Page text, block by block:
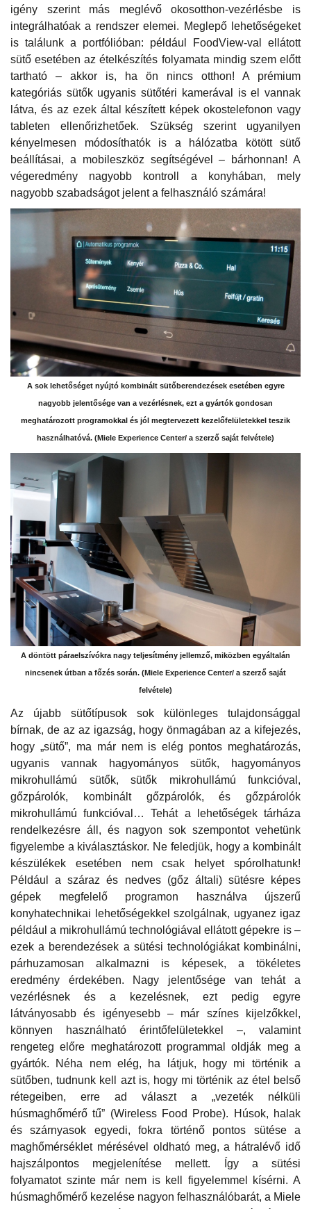
igény szerint más meglévő okosotthon-vezérlésbe is
integrálhatóak a rendszer elemei. Meglepő lehetőségeket
is találunk a portfólióban: például FoodView-val ellátott
sütő esetében az ételkészítés folyamata mindig szem előtt
tartható – akkor is, ha ön nincs otthon! A prémium
kategóriás sütők ugyanis sütőtéri kamerával is el vannak
látva, és az ezek által készített képek okostelefonon vagy
tableten ellenőrizhetőek. Szükség szerint ugyanilyen
kényelmesen módosíthatók is a hálózatba kötött sütő
beállításai, a mobileszköz segítségével – bárhonnan! A
végeredmény nagyobb kontroll a konyhában, mely
nagyobb szabadságot jelent a felhasználó számára!
A sok lehetőséget nyújtó kombinált sütőberendezések esetében egyre
nagyobb jelentősége van a vezérlésnek, ezt a gyártók gondosan
meghatározott programokkal és jól megtervezett kezelőfelületekkel teszik
használhatóvá. (Miele Experience Center/ a szerző saját felvétele)
A döntött páraelszívókra nagy teljesítmény jellemző, miközben egyáltalán
nincsenek útban a főzés során. (Miele Experience Center/ a szerző saját
felvétele)
Az újabb sütőtípusok sok különleges tulajdonsággal
bírnak, de az az igazság, hogy önmagában az a kifejezés,
hogy „sütő”, ma már nem is elég pontos meghatározás,
ugyanis vannak hagyományos sütők, hagyományos
mikrohullámú sütők, sütők mikrohullámú funkcióval,
gőzpárolók, kombinált gőzpárolók, és gőzpárolók
mikrohullámú funkcióval… Tehát a lehetőségek tárháza
rendelkezésre áll, és nagyon sok szempontot vehetünk
figyelembe a kiválasztáskor. Ne feledjük, hogy a kombinált
készülékek esetében nem csak helyet spórolhatunk!
Például a száraz és nedves (gőz általi) sütésre képes
gépek megfelelő programon használva újszerű
konyhatechnikai lehetőségekkel szolgálnak, ugyanez igaz
például a mikrohullámú technológiával ellátott gépekre is –
ezek a berendezések a sütési technológiákat kombinálni,
párhuzamosan alkalmazni is képesek, a tökéletes
eredmény érdekében. Nagy jelentősége van tehát a
vezérlésnek és a kezelésnek, ezt pedig egyre
látványosabb és igényesebb – már színes kijelzőkkel,
könnyen használható érintőfelületekkel –, valamint
rengeteg előre meghatározott programmal oldják meg a
gyártók. Néha nem elég, ha látjuk, hogy mi történik a
sütőben, tudnunk kell azt is, hogy mi történik az étel belső
rétegeiben, erre ad választ a „vezeték nélküli
húsmaghőmérő tű” (Wireless Food Probe). Húsok, halak
és szárnyasok egyedi, fokra történő pontos sütése a
maghőmérséklet mérésével oldható meg, a hátralévő idő
hajszálpontos megjelenítése mellett. Így a sütési
folyamatot szinte már nem is kell figyelemmel kísérni. A
húsmaghőmérő kezelése nagyon felhasználóbarát, a Miele